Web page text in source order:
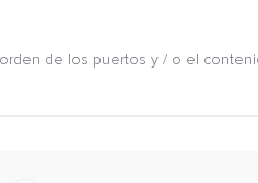
orden de los puertos y / o el